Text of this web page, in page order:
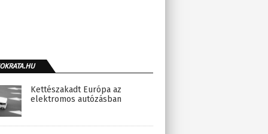
Kettészakadt Európa az
elektromos autózásban